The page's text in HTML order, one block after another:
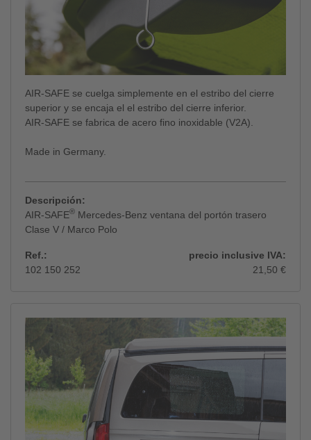
AIR-SAFE se cuelga simplemente en el estribo del cierre
superior y se encaja el el estribo del cierre inferior.
AIR-SAFE se fabrica de acero fino inoxidable (V2A).
Made in Germany.
Descripción:
AIR-SAFE® Mercedes-Benz ventana del portón trasero
Clase V / Marco Polo
Ref.:
102 150 252
precio inclusive IVA:
21,50 €